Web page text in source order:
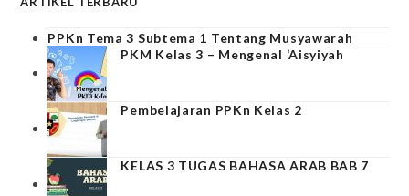
PPKn Tema 3 Subtema 1 Tentang Musyawarah
PKM Kelas 3 – Mengenal ‘Aisyiyah
Pembelajaran PPKn Kelas 2
KELAS 3 TUGAS BAHASA ARAB BAB 7